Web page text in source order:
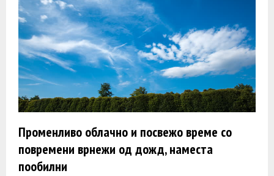
Променливо облачно и посвежо време со
повремени врнежи од дожд, наместа
пообилни